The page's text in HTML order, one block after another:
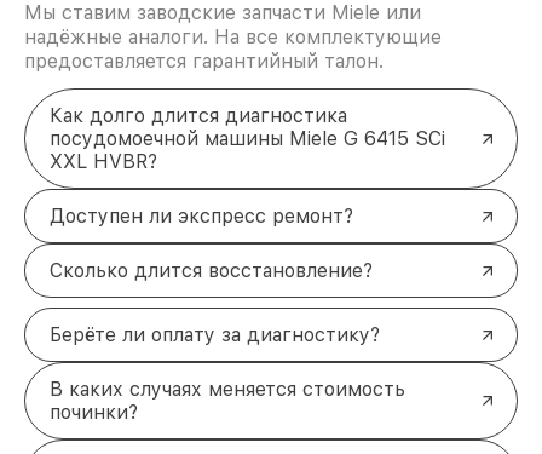
Мы ставим заводские запчасти Miele или
надёжные аналоги. На все комплектующие
предоставляется гарантийный талон.
Как долго длится диагностика
посудомоечной машины Miele G 6415 SCi
XXL HVBR?
Доступен ли экспресс ремонт?
Сколько длится восстановление?
Берёте ли оплату за диагностику?
В каких случаях меняется стоимость
починки?